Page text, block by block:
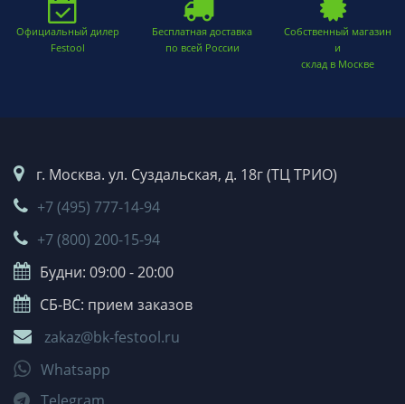
Официальный дилер
Festool
Бесплатная доставка
по всей России
Собственный магазин
и
склад в Москве
г. Москва. ул. Суздальская, д. 18г (ТЦ ТРИО)
+7 (495) 777-14-94
+7 (800) 200-15-94
Будни: 09:00 - 20:00
СБ-ВС: прием заказов
zakaz@bk-festool.ru
Whatsapp